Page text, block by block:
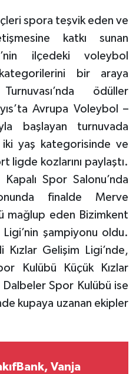
spora teşvik eden ve
katkı sunan
ilçedeki voleybol
bir araya
ödüller
Avrupa Voleybol –
başlayan turnuvada
yaş kategorisinde ve
ligde kozlarını paylaştı.
Spor Salonu’nda
finalde Merve
mağlup eden Bizimkent
şampiyonu oldu.
Gelişim Ligi’nde,
Kulübü Küçük Kızlar
Spor Kulübü ise
kupaya uzanan ekipler
Vanja